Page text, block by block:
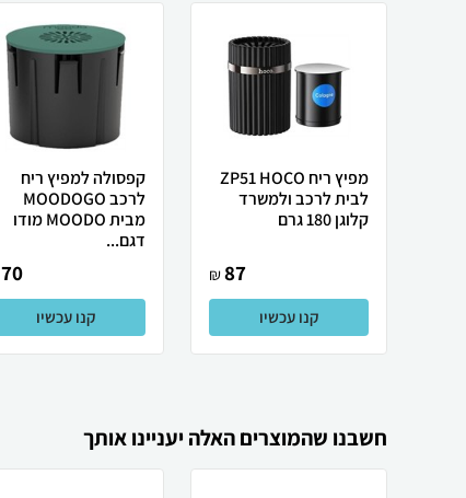
מפיץ ריח ZP51 HOCO
לבית לרכב ולמשרד
קלוגן 180 גרם
87
₪
קנו עכשיו
קפסולה למפיץ ריח
לרכב MOODOGO
מבית MOODO מודו
דגם...
70
קנו עכשיו
חשבנו שהמוצרים האלה יעניינו אותך